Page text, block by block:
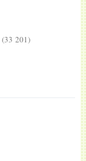
(33 201)